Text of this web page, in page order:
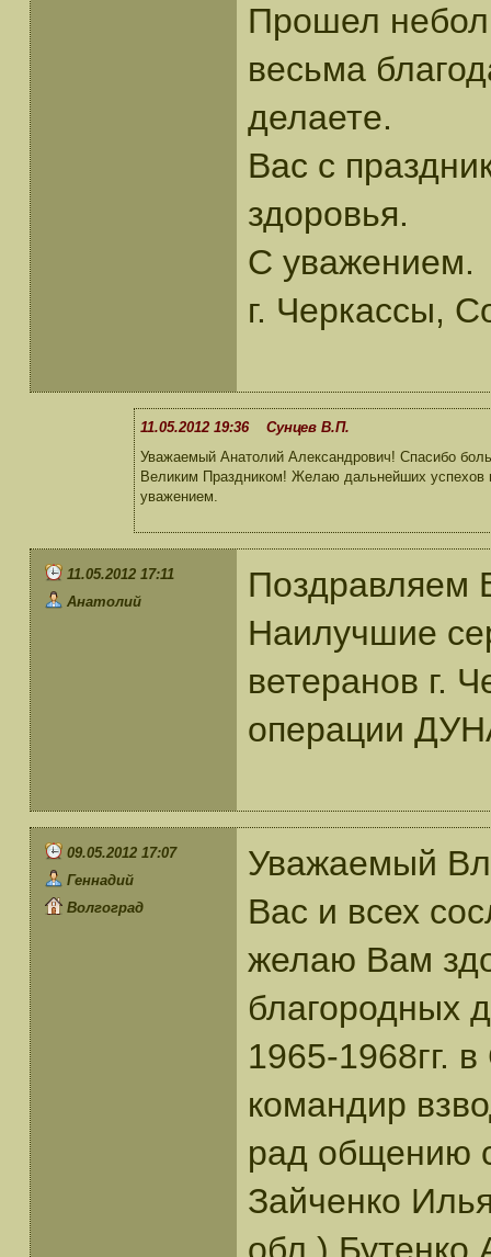
Прошел
весьма
делаете.
Вас с
здоровья.
С уважением.
г. Черкассы,
11.05.2012 19:36 Сунцев В.П.
Уважаемый Анатолий Александрович! Спасибо
Великим Праздником! Желаю дальнейших успехов
уважением.
11.05.2012 17:11
Анатолий
Наилучшие
ветеранов г.
операции
09.05.2012 17:07
Геннадий
Волгоград
Уважаемый
Вас и всех
желаю Вам
благородных
1965-1968гг.
командир
рад общению
Зайченко